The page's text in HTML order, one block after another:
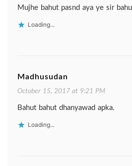
Mujhe bahut pasnd aya ye sir
Loading...
Madhusudan
October 15, 2017 at 9:21 PM
Bahut bahut dhanyawad apka.
Loading...